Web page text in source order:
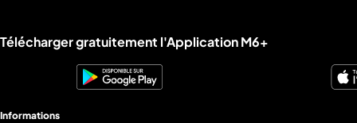
Liens utiles M6+.
Télécharger gratuitement l'Application M6+
Informations